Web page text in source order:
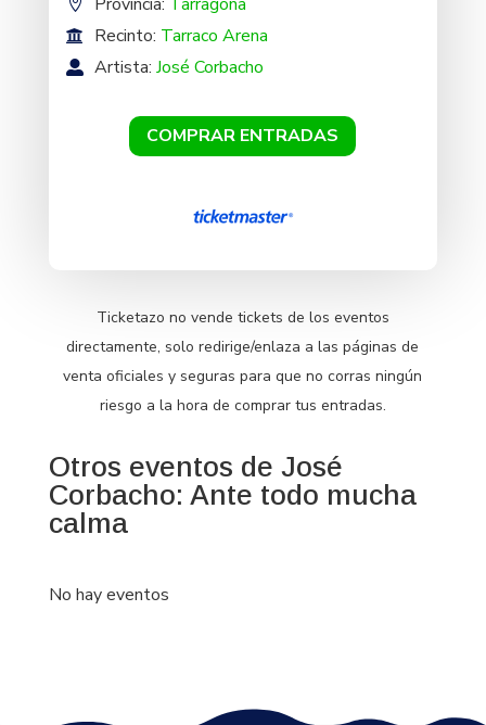
Recinto: Tarraco Arena
Artista: José Corbacho
COMPRAR ENTRADAS
Ticketazo no vende tickets de los eventos
directamente, solo redirige/enlaza a las páginas de
venta oficiales y seguras para que no corras ningún
riesgo a la hora de comprar tus entradas.
Otros eventos de José
Corbacho: Ante todo mucha
calma
No hay eventos